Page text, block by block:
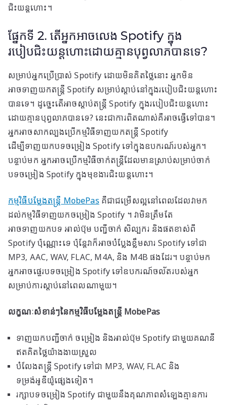
ជិះ​យន្តហោះ។
ផ្នែកទី 2. តើអ្នកអាចលេង Spotify ក្នុង
របៀបជិះយន្តហោះដោយគ្មានបុព្វលាភបានទេ?
សម្រាប់អ្នកប្រើប្រាស់ Spotify ដោយមិនគិតថ្លៃនោះ អ្នកមិន
អាចទាញយកតន្ត្រី Spotify សម្រាប់ស្តាប់នៅក្នុងរបៀបជិះយន្តហោះ
បានទេ។ ដូច្នេះ​តើ​អាច​ស្តាប់​តន្ត្រី Spotify ក្នុង​របៀប​ជិះ​យន្តហោះ​
ដោយ​គ្មាន​បុព្វលាភ​បាន​ទេ? នេះជាការពិតណាស់គឺអាចធ្វើទៅបាន។
អ្នកអាចសាកល្បងប្រើកម្មវិធីទាញយកតន្ត្រី Spotify
ដើម្បីទាញយកបទចម្រៀង Spotify ទៅក្នុងឧបករណ៍របស់អ្នក។
បន្ទាប់​មក អ្នក​អាច​ប្រើ​កម្មវិធី​ចាក់​តន្ត្រី​ដែល​មាន​ស្រាប់​សម្រាប់​ចាក់​
បទ​ចម្រៀង Spotify ក្នុង​មុខងារ​ជិះ​យន្តហោះ។
កម្មវិធីបម្លែងតន្ត្រី MobePas គឺ​ជា​ជម្រើស​ល្អ​នៅ​ពេល​ដែល​វា​មក​
ដល់​កម្មវិធី​ទាញ​យក​ចម្រៀង Spotify ។ វាមិនត្រឹមតែ
អាចទាញយកបទ អាល់ប៊ុម បញ្ជីចាក់ សិល្បករ និងផតខាស់ពី
Spotify ប៉ុណ្ណោះទេ ប៉ុន្តែវាក៏អាចបំប្លែងខ្លឹមសារ Spotify ទៅជា
MP3, AAC, WAV, FLAC, M4A, និង M4B ផងដែរ។ បន្ទាប់​មក​
អ្នក​អាច​ផ្ទេរ​បទ​ចម្រៀង Spotify ទៅ​ឧបករណ៍​ចល័ត​របស់​អ្នក​
សម្រាប់​ការ​ស្តាប់​នៅ​ពេល​ណា​មួយ​។
លក្ខណៈសំខាន់ៗនៃកម្មវិធីបម្លែងតន្ត្រី MobePas
ទាញយកបញ្ជីចាក់ ចម្រៀង និងអាល់ប៊ុម Spotify ជាមួយគណនី
ឥតគិតថ្លៃយ៉ាងងាយស្រួល
បំលែងតន្ត្រី Spotify ទៅជា MP3, WAV, FLAC និង
ទម្រង់អូឌីយ៉ូផ្សេងទៀត។
រក្សា​បទ​ចម្រៀង Spotify ជាមួយ​នឹង​គុណភាព​សំឡេង​គ្មាន​ការ​